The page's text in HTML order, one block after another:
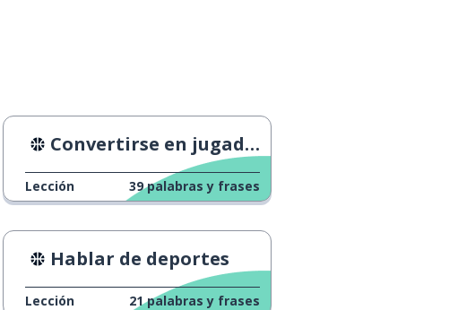
Convertirse en jugador de la NBA
Lección 39 palabras y frases
Hablar de deportes
Lección 21 palabras y frases